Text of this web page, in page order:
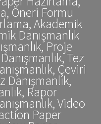
Öneri Formu
Akademik
Danışmanlık
Proje
Tez
Çeviri
Danışmanlık,
Rapor
Video
Paper